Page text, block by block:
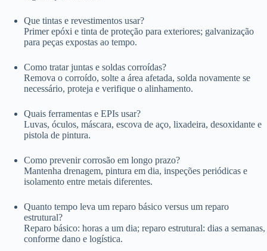
Que tintas e revestimentos usar?
Primer epóxi e tinta de proteção para exteriores; galvanização
para peças expostas ao tempo.
Como tratar juntas e soldas corroídas?
Remova o corroído, solte a área afetada, solda novamente se
necessário, proteja e verifique o alinhamento.
Quais ferramentas e EPIs usar?
Luvas, óculos, máscara, escova de aço, lixadeira, desoxidante e
pistola de pintura.
Como prevenir corrosão em longo prazo?
Mantenha drenagem, pintura em dia, inspeções periódicas e
isolamento entre metais diferentes.
Quanto tempo leva um reparo básico versus um reparo
estrutural?
Reparo básico: horas a um dia; reparo estrutural: dias a semanas,
conforme dano e logística.